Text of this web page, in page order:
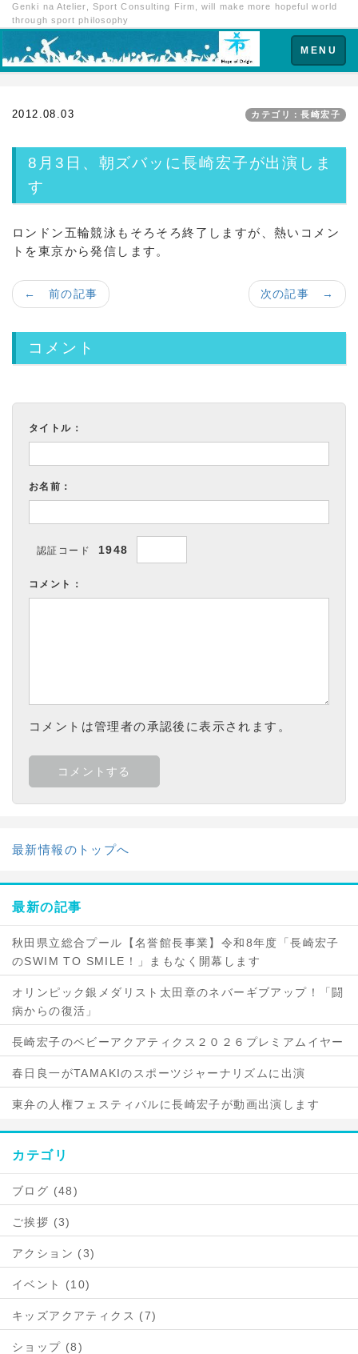
Genki na Atelier, Sport Consulting Firm, will make more hopeful world
through sport philosophy
Toggle
navigation
MENU
2012.08.03 カテゴリ：長崎宏子
8月3日、朝ズバッに長崎宏子が出演しま
す
ロンドン五輪競泳もそろそろ終了しますが、熱いコメン
トを東京から発信します。
次の記事 →
← 前の記事
コメント
タイトル：
お名前：
認証コード 1948
コメント：
コメントは管理者の承認後に表示されます。
最新情報のトップへ
最新の記事
秋田県立総合プール【名誉館長事業】令和8年度「長崎宏子
のSWIM TO SMILE！」まもなく開幕します
オリンピック銀メダリスト太田章のネバーギブアップ！「闘
病からの復活」
長崎宏子のベビーアクアティクス２０２６プレミアムイヤー
春日良一がTAMAKIのスポーツジャーナリズムに出演
東弁の人権フェスティバルに長崎宏子が動画出演します
カテゴリ
ブログ (48)
ご挨拶 (3)
アクション (3)
イベント (10)
キッズアクアティクス (7)
ショップ (8)